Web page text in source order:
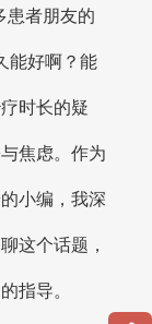
患者朋友的
能好啊？能
时长的疑
焦虑。作为
小编，我深
这个话题，
指导。